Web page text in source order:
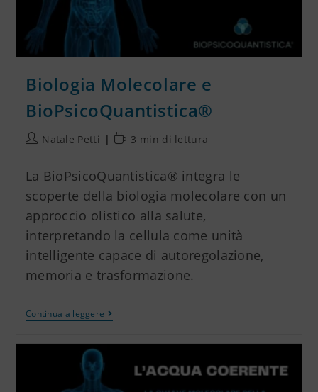
Biologia Molecolare e
BioPsicoQuantistica®
Natale Petti 3 min di lettura
La BioPsicoQuantistica® integra le
scoperte della biologia molecolare con un
approccio olistico alla salute,
interpretando la cellula come unità
intelligente capace di autoregolazione,
memoria e trasformazione.
Continua a leggere